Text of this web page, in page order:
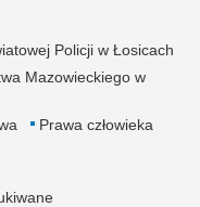
Policji w Łosicach
Mazowieckiego w
Prawa człowieka